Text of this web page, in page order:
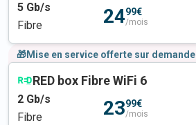
5 Gb/s
Fibre
2499€
/mois
🎁Mise en service offerte sur demande
RED box Fibre WiFi 6
2 Gb/s
Fibre
2399€
/mois